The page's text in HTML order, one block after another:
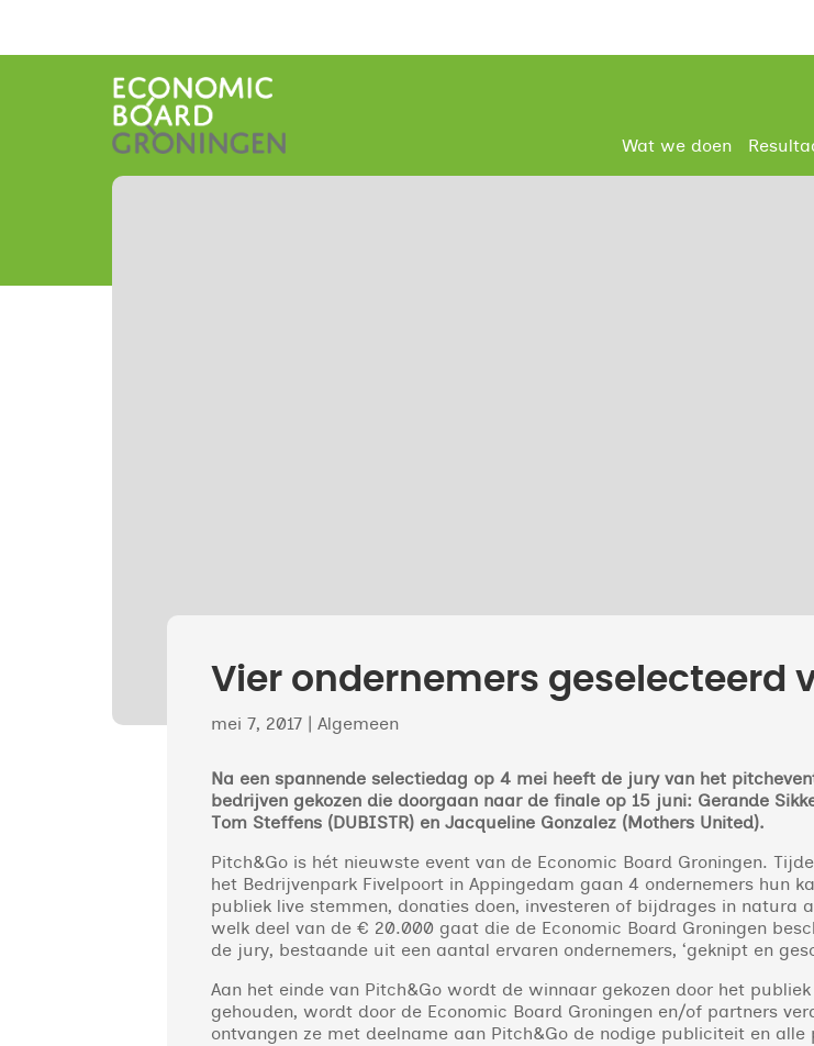
Wat we doen
Vier ondernemers geselecteerd
mei 7, 2017 Algemeen
Na een spannende selectiedag op 4 mei heeft de jury van het
bedrijven gekozen die doorgaan naar de finale op 15 juni: Gerande
Tom Steffens (DUBISTR) en Jacqueline Gonzalez (Mothers United).
Pitch&Go is hét nieuwste event van de Economic Board Groningen.
het Bedrijvenpark Fivelpoort in Appingedam gaan 4 ondernemers hun
publiek live stemmen, donaties doen, investeren of bijdrages in natura
welk deel van de € 20.000 gaat die de Economic Board Groningen
de jury, bestaande uit een aantal ervaren ondernemers, ‘geknipt en
Aan het einde van Pitch&Go wordt de winnaar gekozen door het
gehouden, wordt door de Economic Board Groningen en/of partners
ontvangen ze met deelname aan Pitch&Go de nodige publiciteit en